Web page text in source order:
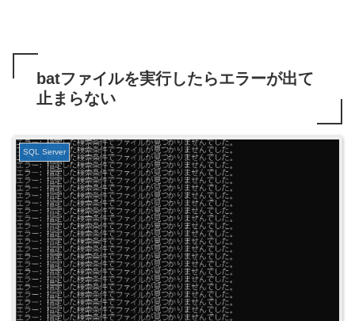
batファイルを実行したらエラーが出て
止まらない
SQL Server